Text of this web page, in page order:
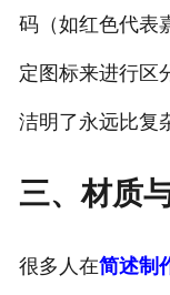
码（如红色代表
定图标来进行区
洁明了永远比复
三、材质
很多人在简述制